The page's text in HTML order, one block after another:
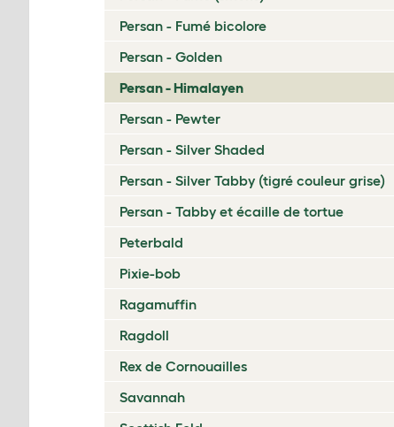
Persan - Fumé bicolore
Persan - Golden
Persan - Himalayen
Persan - Pewter
Persan - Silver Shaded
Persan - Silver Tabby (tigré couleur grise)
Persan - Tabby et écaille de tortue
Peterbald
Pixie-bob
Ragamuffin
Ragdoll
Rex de Cornouailles
Savannah